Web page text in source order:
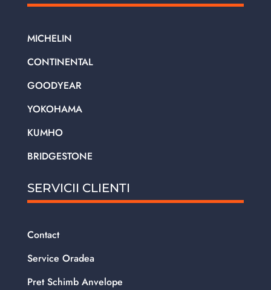
MICHELIN
CONTINENTAL
GOODYEAR
YOKOHAMA
KUMHO
BRIDGESTONE
SERVICII CLIENTI
Contact
Service Oradea
Pret Schimb Anvelope